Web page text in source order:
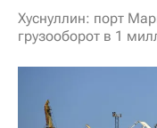
Хуснуллин: порт
грузооборот в 1